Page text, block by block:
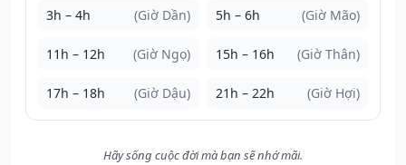
3h – 4h (Giờ Dần) 5h – 6h (Giờ Mão)
11h – 12h (Giờ Ngọ) 15h – 16h (Giờ Thân)
17h – 18h (Giờ Dậu) 21h – 22h (Giờ Hợi)
Hãy sống cuộc đời mà bạn sẽ nhớ mãi.